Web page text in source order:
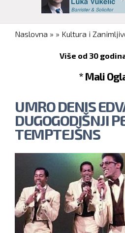
You are here
Naslovna » » Kultura i
Više od 30
* Mali
UMRO DENIS
DUGOGODIŠNJI
TEMPTEJŠNS